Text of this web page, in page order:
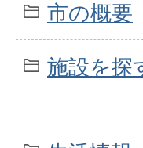
市の概要
施設を探